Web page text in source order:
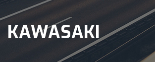
KAWASAKI